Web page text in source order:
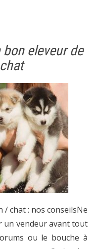
eleveur de
/ chat : nos conseilsNe
un vendeur avant tout
ou le bouche à